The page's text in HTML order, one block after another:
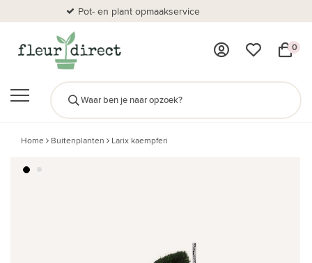
Pot- en plant opmaakservice
0
Home Buitenplanten Larix kaempferi